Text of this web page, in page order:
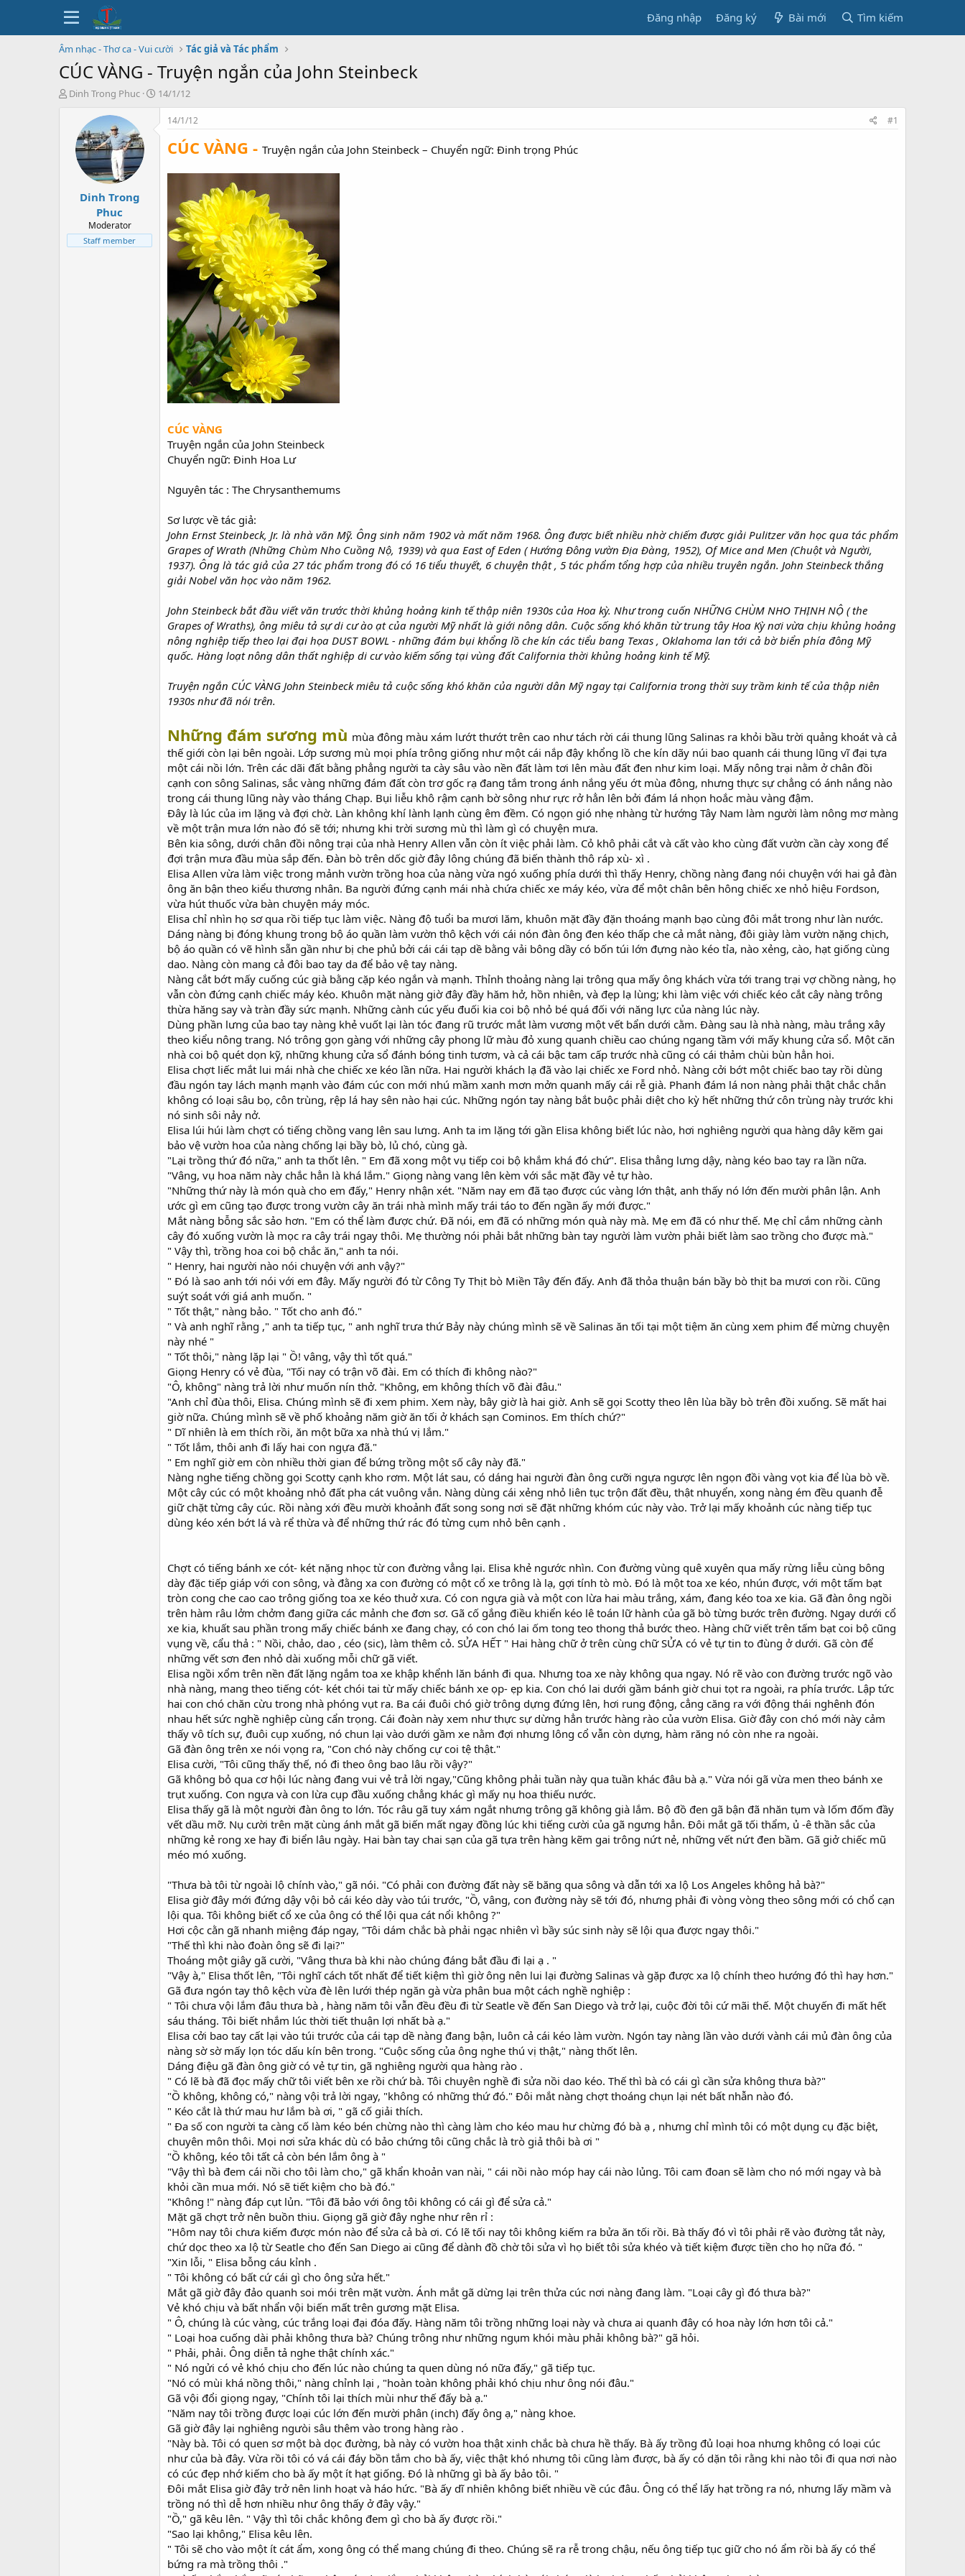
Đăng nhập Đăng ký Bài mới Tìm kiếm
Âm nhạc - Thơ ca - Vui cười Tác giả và Tác phẩm
CÚC VÀNG - Truyện ngắn của John Steinbeck
T
e
r
Dinh Trong Phuc
N
g
14/1/12
Dinh Trong
Phuc
Moderator
Staff member
14/1/12 #1
CÚC VÀNG - Truyện ngắn của John Steinbeck – Chuyển ngữ: Đinh trọng Phúc
CÚC VÀNG
Truyện ngắn của John Steinbeck
Chuyển ngữ: Đinh Hoa Lư
Nguyên tác : The Chrysanthemums
Sơ lược về tác giả:
John Ernst Steinbeck, Jr. là nhà văn Mỹ. Ông sinh năm 1902 và mất năm 1968. Ông được biết nhiều nhờ chiếm được giải Pulitzer văn học qua tác phẩm
Grapes of Wrath (Những Chùm Nho Cuồng Nộ, 1939) và qua East of Eden ( Hướng Đông vườn Địa Đàng, 1952), Of Mice and Men (Chuột và Người,
1937). Ông là tác giả của 27 tác phẩm trong đó có 16 tiểu thuyết, 6 chuyện thật , 5 tác phẩm tổng hợp của nhiều truyên ngắn. John Steinbeck thắng
giải Nobel văn học vào năm 1962.
John Steinbeck bắt đầu viết văn trước thời khủng hoảng kinh tế thập niên 1930s của Hoa kỳ. Như trong cuốn NHỮNG CHÙM NHO THỊNH NỘ ( the
Grapes of Wraths), ông miêu tả sự di cư ào ạt của người Mỹ nhất là giới nông dân. Cuộc sống khó khăn từ trung tây Hoa Kỳ nơi vừa chịu khủng hoảng
nông nghiệp tiếp theo lại đại họa DUST BOWL - những đám bụi khổng lồ che kín các tiểu bang Texas , Oklahoma lan tới cả bờ biển phía đông Mỹ
quốc. Hàng loạt nông dân thất nghiệp di cư vào kiếm sống tại vùng đất California thời khủng hoảng kinh tế Mỹ.
Truyện ngắn CÚC VÀNG John Steinbeck miêu tả cuộc sống khó khăn của người dân Mỹ ngay tại California trong thời suy trầm kinh tế của thập niên
1930s như đã nói trên.
Những đám sương mù mùa đông màu xám lướt thướt trên cao như tách rời cái thung lũng Salinas ra khỏi bầu trời quảng khoát và cả
thế giới còn lại bên ngoài. Lớp sương mù mọi phía trông giống như một cái nắp đậy khổng lồ che kín dãy núi bao quanh cái thung lũng vĩ đại tựa
một cái nồi lớn. Trên các dãi đất bằng phẳng người ta cày sâu vào nền đất làm tơi lên màu đất đen như kim loại. Mấy nông trại nằm ở chân đồi
cạnh con sông Salinas, sắc vàng những đám đất còn trơ gốc rạ đang tắm trong ánh nắng yếu ớt mùa đông, nhưng thực sự chẳng có ánh nắng nào
trong cái thung lũng này vào tháng Chạp. Bụi liễu khô rậm cạnh bờ sông như rực rở hẳn lên bởi đám lá nhọn hoắc màu vàng đậm.
Đây là lúc của im lặng và đợi chờ. Làn không khí lành lạnh cùng êm đềm. Có ngọn gió nhẹ nhàng từ hướng Tây Nam làm người làm nông mơ màng
về một trận mưa lớn nào đó sẽ tới; nhưng khi trời sương mù thì làm gì có chuyện mưa.
Bên kia sông, dưới chân đồi nông trại của nhà Henry Allen vẫn còn ít việc phải làm. Cỏ khô phải cắt và cất vào kho cùng đất vườn cần cày xong để
đợi trận mưa đầu mùa sắp đến. Đàn bò trên dốc giờ đây lông chúng đã biến thành thô ráp xù- xì .
Elisa Allen vừa làm việc trong mảnh vườn trồng hoa của nàng vừa ngó xuống phía dưới thì thấy Henry, chồng nàng đang nói chuyện với hai gả đàn
ông ăn bận theo kiểu thương nhân. Ba người đứng cạnh mái nhà chứa chiếc xe máy kéo, vừa để một chân bên hông chiếc xe nhỏ hiệu Fordson,
vừa hút thuốc vừa bàn chuyện máy móc.
Elisa chỉ nhìn họ sơ qua rồi tiếp tục làm việc. Nàng độ tuổi ba mươi lăm, khuôn mặt đầy đặn thoáng mạnh bạo cùng đôi mắt trong như làn nước.
Dáng nàng bị đóng khung trong bộ áo quần làm vườn thô kệch với cái nón đàn ông đen kéo thấp che cả mắt nàng, đôi giày làm vườn nặng chịch,
bộ áo quần có vẽ hình sẵn gần như bị che phủ bởi cái cái tạp dề bằng vải bông dầy có bốn túi lớn đựng nào kéo tỉa, nào xẻng, cào, hạt giống cùng
dao. Nàng còn mang cả đôi bao tay da để bảo vệ tay nàng.
Nàng cắt bớt mấy cuống cúc già bằng cặp kéo ngắn và mạnh. Thỉnh thoảng nàng lại trông qua mấy ông khách vừa tới trang trại vợ chồng nàng, họ
vẫn còn đứng cạnh chiếc máy kéo. Khuôn mặt nàng giờ đây đầy hăm hở, hồn nhiên, và đẹp lạ lùng; khi làm việc với chiếc kéo cắt cây nàng trông
thừa hăng say và tràn đầy sức mạnh. Những cành cúc yếu đuối kia coi bộ nhỏ bé quá đối với năng lực của nàng lúc này.
Dùng phần lưng của bao tay nàng khẻ vuốt lại làn tóc đang rũ trước mắt làm vương một vết bẩn dưới cằm. Đàng sau là nhà nàng, màu trắng xây
theo kiểu nông trang. Nó trông gọn gàng với những cây phong lữ màu đỏ xung quanh chiều cao chúng ngang tầm với mấy khung cửa sổ. Một căn
nhà coi bộ quét dọn kỹ, những khung cửa sổ đánh bóng tinh tươm, và cả cái bậc tam cấp trước nhà cũng có cái thảm chùi bùn hẳn hoi.
Elisa chợt liếc mắt lui mái nhà che chiếc xe kéo lần nữa. Hai người khách lạ đã vào lại chiếc xe Ford nhỏ. Nàng cởi bớt một chiếc bao tay rồi dùng
đầu ngón tay lách mạnh mạnh vào đám cúc con mới nhú mầm xanh mơn mởn quanh mấy cái rễ già. Phanh đám lá non nàng phải thật chắc chắn
không có loại sâu bọ, côn trùng, rệp lá hay sên nào hại cúc. Những ngón tay nàng bắt buộc phải diệt cho kỳ hết những thứ côn trùng này trước khi
nó sinh sôi nảy nở.
Elisa lúi húi làm chợt có tiếng chồng vang lên sau lưng. Anh ta im lặng tới gần Elisa không biết lúc nào, hơi nghiêng người qua hàng dây kẽm gai
bảo vệ vườn hoa của nàng chống lại bầy bò, lủ chó, cùng gà.
"Lại trồng thứ đó nữa," anh ta thốt lên. " Em đã xong một vụ tiếp coi bộ khắm khá đó chứ". Elisa thẳng lưng dậy, nàng kéo bao tay ra lần nữa.
"Vâng, vụ hoa năm này chắc hẳn là khá lắm." Giọng nàng vang lên kèm với sắc mặt đầy vẻ tự hào.
"Những thứ này là món quà cho em đấy," Henry nhận xét. "Năm nay em đã tạo được cúc vàng lớn thật, anh thấy nó lớn đến mười phân lận. Anh
ước gì em cũng tạo được trong vườn cây ăn trái nhà mình mấy trái táo to đến ngần ấy mới được."
Mắt nàng bỗng sắc sảo hơn. "Em có thể làm được chứ. Đã nói, em đã có những món quà này mà. Mẹ em đã có như thế. Mẹ chỉ cắm những cành
cây đó xuống vườn là mọc ra cây trái ngay thôi. Mẹ thường nói phải bắt những bàn tay người làm vườn phải biết làm sao trồng cho được mà."
" Vậy thì, trồng hoa coi bộ chắc ăn," anh ta nói.
" Henry, hai người nào nói chuyện với anh vậy?"
" Đó là sao anh tới nói với em đây. Mấy người đó từ Công Ty Thịt bò Miền Tây đến đấy. Anh đã thỏa thuận bán bầy bò thịt ba mươi con rồi. Cũng
suýt soát với giá anh muốn. "
" Tốt thật," nàng bảo. " Tốt cho anh đó."
" Và anh nghĩ rằng ," anh ta tiếp tục, " anh nghĩ trưa thứ Bảy này chúng mình sẽ về Salinas ăn tối tại một tiệm ăn cùng xem phim để mừng chuyện
này nhé "
" Tốt thôi," nàng lặp lại " Ồ! vâng, vậy thì tốt quá."
Giọng Henry có vẻ đùa, "Tối nay có trận võ đài. Em có thích đi không nào?"
"Ô, không" nàng trả lời như muốn nín thở. "Không, em không thích võ đài đâu."
"Anh chỉ đùa thôi, Elisa. Chúng mình sẽ đi xem phim. Xem này, bây giờ là hai giờ. Anh sẽ gọi Scotty theo lên lùa bầy bò trên đồi xuống. Sẽ mất hai
giờ nữa. Chúng mình sẽ về phố khoảng năm giờ ăn tối ở khách sạn Cominos. Em thích chứ?"
" Dĩ nhiên là em thích rồi, ăn một bữa xa nhà thú vị lắm."
" Tốt lắm, thôi anh đi lấy hai con ngựa đã."
" Em nghĩ giờ em còn nhiều thời gian để bứng trồng một số cây này đã."
Nàng nghe tiếng chồng gọi Scotty cạnh kho rơm. Một lát sau, có dáng hai người đàn ông cưỡi ngựa ngược lên ngọn đồi vàng vọt kia để lùa bò về.
Một cây cúc có một khoảng nhỏ đất pha cát vuông vắn. Nàng dùng cái xẻng nhỏ liên tục trộn đất đều, thật nhuyển, xong nàng ém đều quanh đễ
giữ chặt từng cây cúc. Rồi nàng xới đều mười khoảnh đất song song nơi sẽ đặt những khóm cúc này vào. Trở lại mấy khoảnh cúc nàng tiếp tục
dùng kéo xén bớt lá và rể thừa và để những thứ rác đó từng cụm nhỏ bên cạnh .
Chợt có tiếng bánh xe cót- két nặng nhọc từ con đường vẳng lại. Elisa khẻ ngước nhìn. Con đường vùng quê xuyên qua mấy rừng liễu cùng bông
dày đặc tiếp giáp với con sông, và đằng xa con đường có một cổ xe trông là lạ, gợi tính tò mò. Đó là một toa xe kéo, nhún được, với một tấm bạt
tròn cong che cao cao trông giống toa xe kéo thuở xưa. Có con ngựa già và một con lừa hai màu trắng, xám, đang kéo toa xe kia. Gã đàn ông ngồi
trên hàm râu lởm chởm đang giữa các mảnh che đơn sơ. Gã cố gắng điều khiển kéo lê toán lữ hành của gã bò từng bước trên đường. Ngay dưới cổ
xe kia, khuất sau phần trong mấy chiếc bánh xe đang chạy, có con chó lai ốm tong teo thong thả bước theo. Hàng chữ viết trên tấm bạt coi bộ cũng
vụng về, cẩu thả : " Nồi, chảo, dao , céo (sic), làm thêm cỏ. SỬA HẾT " Hai hàng chữ ở trên cùng chữ SỬA có vẻ tự tin to đùng ở dưới. Gã còn để
những vết sơn đen nhỏ dài xuống mỗi chữ gã viết.
Elisa ngồi xổm trên nền đất lặng ngắm toa xe khập khểnh lăn bánh đi qua. Nhưng toa xe này không qua ngay. Nó rẽ vào con đường trước ngõ vào
nhà nàng, mang theo tiếng cót- két chói tai từ mấy chiếc bánh xe ọp- ẹp kia. Con chó lai dưới gầm bánh giờ chui tọt ra ngoài, ra phía trước. Lập tức
hai con chó chăn cừu trong nhà phóng vụt ra. Ba cái đuôi chó giờ trông dựng đứng lên, hơi rung động, cẳng căng ra với động thái nghênh đón
nhau hết sức nghề nghiệp cùng cẩn trọng. Cái đoàn này xem như thực sự dừng hẳn trước hàng rào của vườn Elisa. Giờ đây con chó mới này cảm
thấy vô tích sự, đuôi cụp xuống, nó chun lại vào dưới gầm xe nằm đợi nhưng lông cổ vẫn còn dựng, hàm răng nó còn nhe ra ngoài.
Gã đàn ông trên xe nói vọng ra, "Con chó này chống cự coi tệ thật."
Elisa cười, "Tôi cũng thấy thế, nó đi theo ông bao lâu rồi vậy?"
Gã không bỏ qua cơ hội lúc nàng đang vui vẻ trả lời ngay,"Cũng không phải tuần này qua tuần khác đâu bà ạ." Vừa nói gã vừa men theo bánh xe
trụt xuống. Con ngựa và con lừa cụp đầu xuống chẳng khác gì mấy nụ hoa thiếu nước.
Elisa thấy gã là một người đàn ông to lớn. Tóc râu gã tuy xám ngắt nhưng trông gã không già lắm. Bộ đồ đen gã bận đã nhăn tụm và lốm đốm đầy
vết dầu mỡ. Nụ cười trên mặt cùng ánh mắt gã biến mất ngay đồng lúc khi tiếng cười của gã ngưng hẳn. Đôi mắt gã tối thẩm, ủ -ê thần sắc của
những kẻ rong xe hay đi biển lâu ngày. Hai bàn tay chai sạn của gã tựa trên hàng kẽm gai trông nứt nẻ, những vết nứt đen bầm. Gã giở chiếc mũ
méo mó xuống.
"Thưa bà tôi từ ngoài lộ chính vào," gã nói. "Có phải con đường đất này sẽ băng qua sông và dẫn tới xa lộ Los Angeles không hả bà?"
Elisa giờ đây mới đứng dậy vội bỏ cái kéo dày vào túi trước, "Ồ, vâng, con đường này sẽ tới đó, nhưng phải đi vòng vòng theo sông mới có chổ cạn
lội qua. Tôi không biết cổ xe của ông có thể lội qua cát nổi không ?"
Hơi cộc cằn gã nhanh miệng đáp ngay, "Tôi dám chắc bà phải ngạc nhiên vì bầy súc sinh này sẽ lội qua được ngay thôi."
"Thế thì khi nào đoàn ông sẽ đi lại?"
Thoáng một giây gã cười, "Vâng thưa bà khi nào chúng đáng bắt đầu đi lại ạ . "
"Vậy à," Elisa thốt lên, "Tôi nghĩ cách tốt nhất để tiết kiệm thì giờ ông nên lui lại đường Salinas và gặp được xa lộ chính theo hướng đó thì hay hơn."
Gã đưa ngón tay thô kệch vừa đè lên lưới thép ngăn gà vừa phân bua một cách nghề nghiệp :
" Tôi chưa vội lắm đâu thưa bà , hàng năm tôi vẫn đều đều đi từ Seatle về đến San Diego và trở lại, cuộc đời tôi cứ mãi thế. Một chuyến đi mất hết
sáu tháng. Tôi biết nhắm lúc thời tiết thuận lợi nhất bà ạ."
Elisa cởi bao tay cất lại vào túi trước của cái tạp dề nàng đang bận, luôn cả cái kéo làm vườn. Ngón tay nàng lần vào dưới vành cái mủ đàn ông của
nàng sờ sờ mấy lọn tóc dấu kín bên trong. "Cuộc sống của ông nghe thú vị thật," nàng thốt lên.
Dáng điệu gã đàn ông giờ có vẻ tự tin, gã nghiêng người qua hàng rào .
" Có lẽ bà đã đọc mấy chữ tôi viết bên xe rồi chứ bà. Tôi chuyên nghề đi sửa nồi dao kéo. Thế thì bà có cái gì cần sửa không thưa bà?"
"Ồ không, không có," nàng vội trả lời ngay, "không có những thứ đó." Đôi mắt nàng chợt thoáng chụn lại nét bất nhẫn nào đó.
" Kéo cắt là thứ mau hư lắm bà ơi, " gã cố giải thích.
" Đa số con người ta càng cố làm kéo bén chừng nào thì càng làm cho kéo mau hư chừng đó bà ạ , nhưng chỉ mình tôi có một dụng cụ đặc biệt,
chuyên môn thôi. Mọi nơi sửa khác dù có bảo chứng tôi cũng chắc là trò giả thôi bà ơi "
"Ồ không, kéo tôi tất cả còn bén lắm ông à "
"Vậy thì bà đem cái nồi cho tôi làm cho," gã khẩn khoản van nài, " cái nồi nào móp hay cái nào lủng. Tôi cam đoan sẽ làm cho nó mới ngay và bà
khỏi cần mua mới. Nó sẽ tiết kiệm cho bà đó."
"Không !" nàng đáp cụt lủn. "Tôi đã bảo với ông tôi không có cái gì để sửa cả."
Mặt gã chợt trở nên buồn thiu. Giọng gã giờ đây nghe như rên rỉ :
"Hôm nay tôi chưa kiếm được món nào để sửa cả bà ơi. Có lẽ tối nay tôi không kiếm ra bửa ăn tối rồi. Bà thấy đó vì tôi phải rẽ vào đường tắt này,
chứ dọc theo xa lộ từ Seatle cho đến San Diego ai cũng để dành đồ chờ tôi sửa vì họ biết tôi sửa khéo và tiết kiệm được tiền cho họ nữa đó. "
"Xin lỗi, " Elisa bỗng cáu kỉnh .
" Tôi không có bất cứ cái gì cho ông sửa hết."
Mắt gã giờ đây đảo quanh soi mói trên mặt vườn. Ánh mắt gã dừng lại trên thửa cúc nơi nàng đang làm. "Loại cây gì đó thưa bà?"
Vẻ khó chịu và bất nhẩn vội biến mất trên gương mặt Elisa.
" Ô, chúng là cúc vàng, cúc trắng loại đại đóa đấy. Hàng năm tôi trồng những loại này và chưa ai quanh đây có hoa này lớn hơn tôi cả."
" Loại hoa cuống dài phải không thưa bà? Chúng trông như những ngụm khói màu phải không bà?" gã hỏi.
" Phải, phải. Ông diễn tả nghe thật chính xác."
" Nó ngửi có vẻ khó chịu cho đến lúc nào chúng ta quen dùng nó nữa đấy," gã tiếp tục.
"Nó có mùi khá nồng thôi," nàng chỉnh lại , "hoàn toàn không phải khó chịu như ông nói đâu."
Gã vội đổi giọng ngay, "Chính tôi lại thích mùi như thế đấy bà ạ."
"Năm nay tôi trồng được loại cúc lớn đến mười phân (inch) đấy ông ạ," nàng khoe.
Gã giờ đây lại nghiêng ngưòi sâu thêm vào trong hàng rào .
"Này bà. Tôi có quen sơ một bà dọc đường, bà này có vườn hoa thật xinh chắc bà chưa hề thấy. Bà ấy trồng đủ loại hoa nhưng không có loại cúc
như của bà đây. Vừa rồi tôi có vá cái đáy bồn tắm cho bà ấy, việc thật khó nhưng tôi cũng làm được, bà ấy có dặn tôi rằng khi nào tôi đi qua nơi nào
có cúc đẹp nhớ kiếm cho bà ấy một ít hạt giống. Đó là những gì bà ấy bảo tôi. "
Đôi mắt Elisa giờ đây trở nên linh hoạt và háo hức. "Bà ấy dĩ nhiên không biết nhiều về cúc đâu. Ông có thể lấy hạt trồng ra nó, nhưng lấy mầm và
trồng nó thì dễ hơn nhiều như ông thấy ở đây vậy."
"Ồ," gã kêu lên. " Vậy thì tôi chắc không đem gì cho bà ấy được rồi."
"Sao lại không," Elisa kêu lên.
" Tôi sẽ cho vào một ít cát ẩm, xong ông có thể mang chúng đi theo. Chúng sẽ ra rễ trong chậu, nếu ông tiếp tục giữ cho nó ẩm rồi bà ấy có thể
bứng ra mà trồng thôi ."